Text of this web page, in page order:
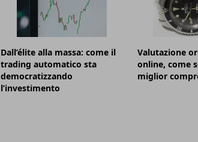
Dall’élite alla massa: come il
trading automatico sta
democratizzando
l’investimento
Valutazione
online, come
miglior